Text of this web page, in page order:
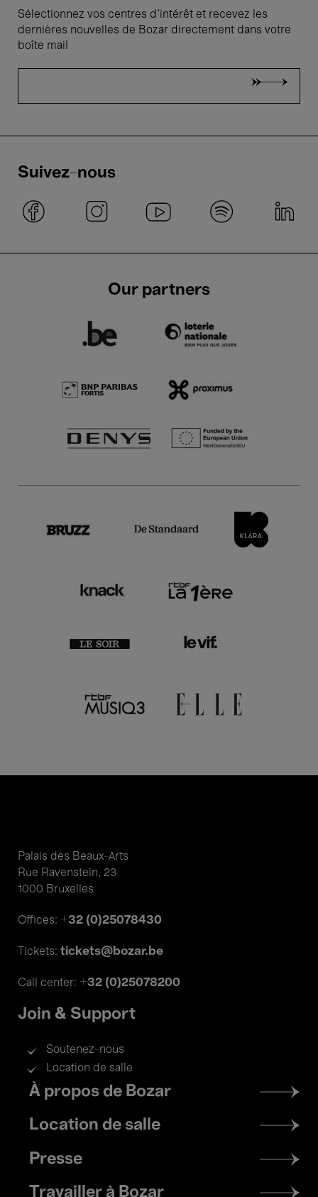
Sélectionnez vos centres d'intérêt et recevez les
dernières nouvelles de Bozar directement dans votre
boîte mail
Suivez-nous
Our partners
Palais des Beaux-Arts
Rue Ravenstein, 23
1000 Bruxelles
Offices: +32 (0)25078430
Tickets: tickets@bozar.be
Call center: +32 (0)25078200
Join & Support
Soutenez-nous
Location de salle
Footer
menu
À propos de Bozar
Location de salle
Presse
Travailler à Bozar